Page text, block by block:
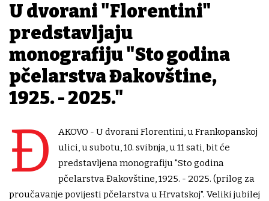
U dvorani "Florentini"
predstavljaju
monografiju "Sto godina
pčelarstva Đakovštine,
1925. - 2025."
Đ
AKOVO - U dvorani Florentini, u Frankopanskoj
ulici, u subotu, 10. svibnja, u 11 sati, bit će
predstavljena monografiju "Sto godina
pčelarstva Đakovštine, 1925. - 2025. (prilog za
proučavanje povijesti pčelarstva u Hrvatskoj". Veliki jubilej